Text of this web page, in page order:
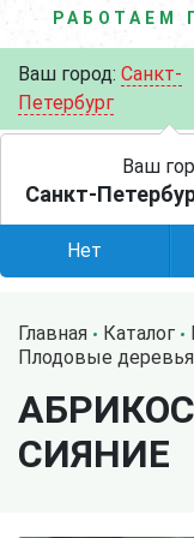
РАБОТАЕМ
Ваш город: Санкт-
Петербург
Главная Каталог
Плодовые деревья
СИЯНИЕ
Ваш
Санкт-
Нет